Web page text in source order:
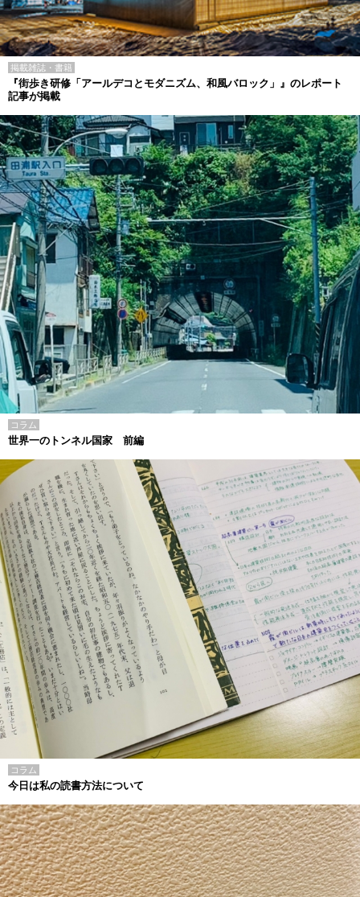
掲載雑誌・書籍
『街歩き研修「アールデコとモダニズム、和風バロック」』のレポート
記事が掲載
コラム
世界一のトンネル国家 前編
コラム
今日は私の読書方法について